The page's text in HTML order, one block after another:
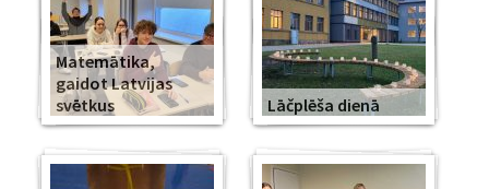
Matemātika,
gaidot Latvijas
svētkus
Lāčplēša dienā